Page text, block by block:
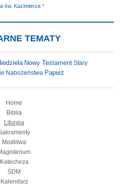
św. Kazimierza *
TEMATY
Nowy Testament Stary
Nabożeństwa Papież
Home
Biblia
Liturgia
Modlitwa
Katecheza
ŚDM
Kalendarz